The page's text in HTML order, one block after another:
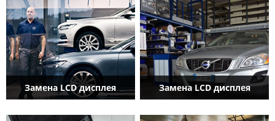
Замена LCD дисплея Замена LCD дисплея